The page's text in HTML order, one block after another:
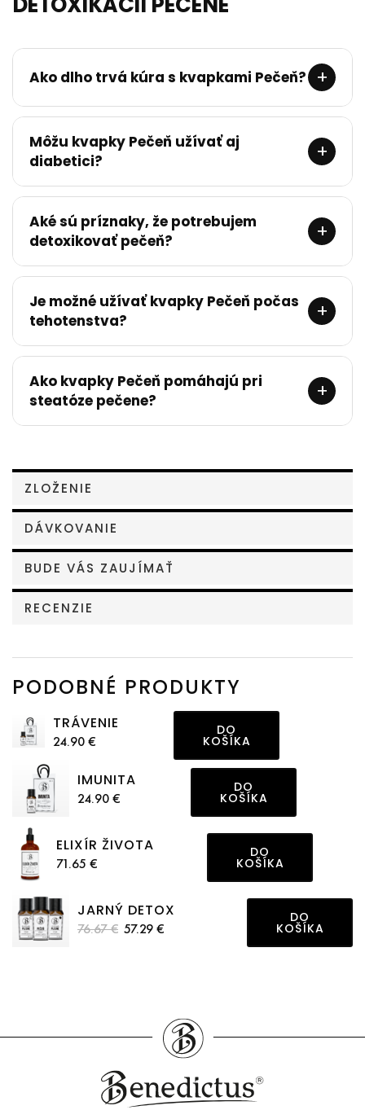
Ako dlho trvá kúra s kvapkami Pečeň? +
Môžu kvapky Pečeň užívať aj
diabetici?
+
Aké sú príznaky, že potrebujem
detoxikovať pečeň?
+
Je možné užívať kvapky Pečeň počas
tehotenstva?
+
Ako kvapky Pečeň pomáhajú pri
steatóze pečene?
+
ZLOŽENIE
DÁVKOVANIE
BUDE VÁS ZAUJÍMAŤ
RECENZIE
PODOBNÉ PRODUKTY
TRÁVENIE
24.90 €
DO
KOŠÍKA
IMUNITA
24.90 €
DO
KOŠÍKA
ELIXÍR ŽIVOTA
71.65 €
DO
KOŠÍKA
JARNÝ DETOX
76.67 € 57.29 €
DO
KOŠÍKA